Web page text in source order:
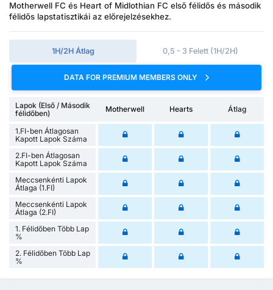
Motherwell FC és Heart of Midlothian FC első félidős és második
félidős lapstatisztikái az előrejelzésekhez.
1H/2H Átlag 0,5 - 3 Felett (1H/2H)
DATA FOR PREMIUM MEMBERS ONLY
Lapok (Első / Második
félidőben)
Motherwell Hearts Átlag
1.FI-ben Átlagosan
Kapott Lapok Száma
2.FI-ben Átlagosan
Kapott Lapok Száma
Meccsenkénti Lapok
Átlaga (1.FI)
Meccsenkénti Lapok
Átlaga (2.FI)
1. Félidőben Több Lap
%
2. Félidőben Több Lap
%